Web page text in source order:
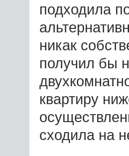
подходила
никак
получил бы
квартиру
сходила на